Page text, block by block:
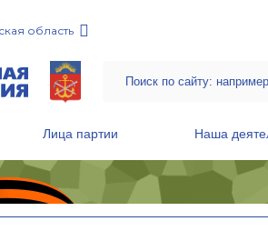
область
Лица партии Наша